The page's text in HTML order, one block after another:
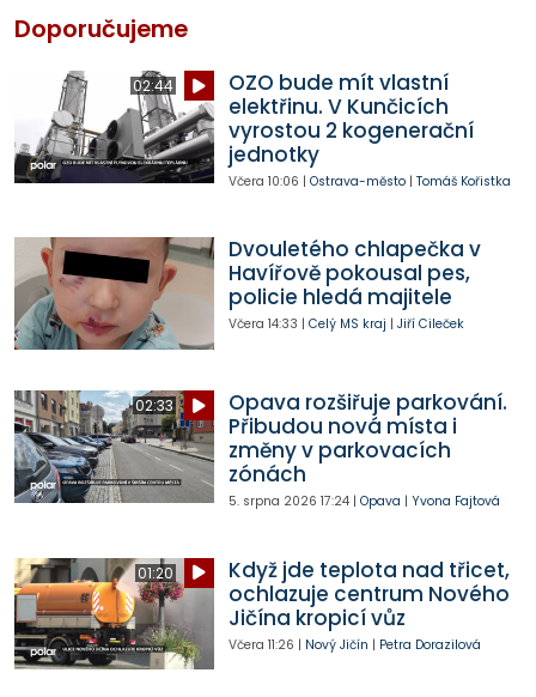
Doporučujeme
02:44
OZO bude mít vlastní
elektřinu. V Kunčicích
vyrostou 2 kogenerační
jednotky
Včera 10:06 | Ostrava-město| Tomáš Kořistka
Dvouletého chlapečka v
Havířově pokousal pes,
policie hledá majitele
Včera 14:33 | Celý MS kraj | Jiří Cileček
02:33
Opava rozšiřuje parkování.
Přibudou nová místa i
změny v parkovacích
zónách
5. srpna 2026 17:24| Opava | Yvona Fajtová
01:20
Když jde teplota nad třicet,
ochlazuje centrum Nového
Jičína kropicí vůz
Včera 11:26 | Nový Jičín | Petra Dorazilová